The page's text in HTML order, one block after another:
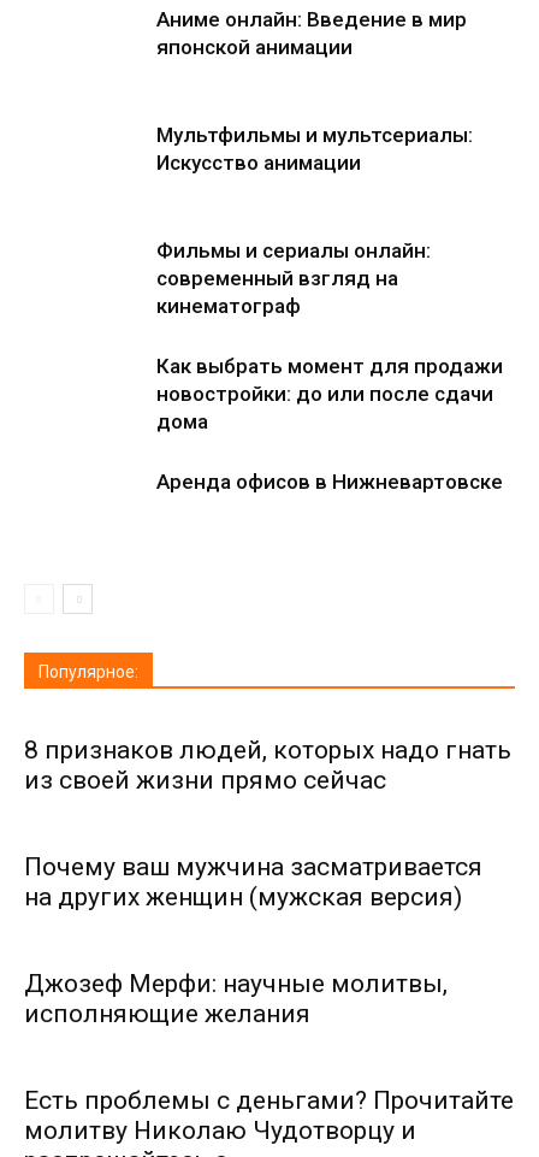
Аниме онлайн: Введение в мир
японской анимации
Мультфильмы и мультсериалы:
Искусство анимации
Фильмы и сериалы онлайн:
современный взгляд на
кинематограф
Как выбрать момент для продажи
новостройки: до или после сдачи
дома
Аренда офисов в Нижневартовске
Популярное:
8 признаков людей, которых надо гнать
из своей жизни прямо сейчас
Почему ваш мужчина засматривается
на других женщин (мужская версия)
Джозеф Мерфи: научные молитвы,
исполняющие желания
Есть проблемы с деньгами? Прочитайте
молитву Николаю Чудотворцу и